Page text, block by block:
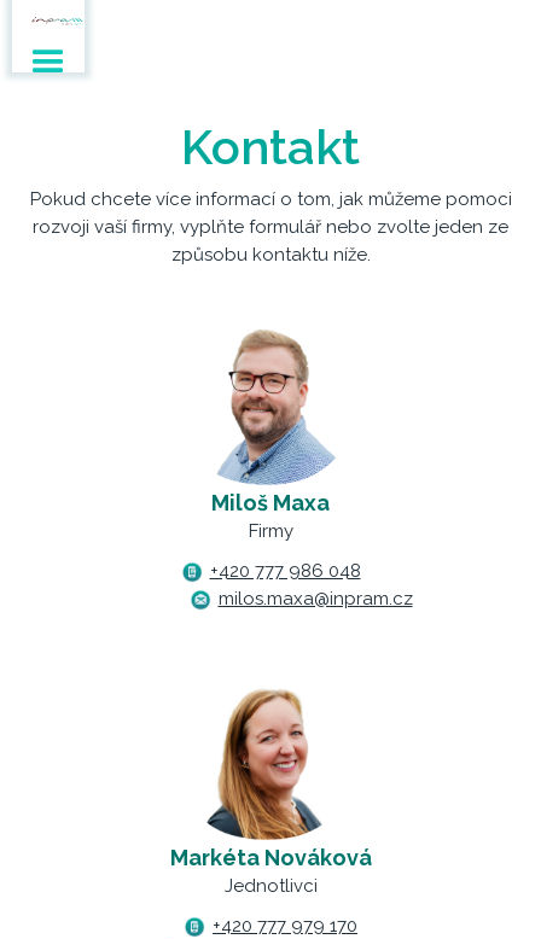
Kontakt
Pokud chcete více informací o tom, jak můžeme pomoci
rozvoji vaší firmy, vyplňte formulář nebo zvolte jeden ze
způsobu kontaktu níže.
Miloš Maxa
Firmy
+420 777 986 048
milos.maxa@inpram.cz
Markéta Nováková
Jednotlivci
+420 777 979 170